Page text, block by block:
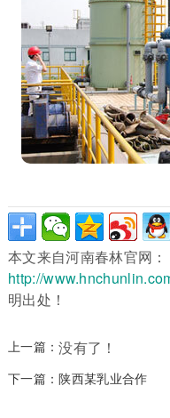
本文来自河南春林官网：
http://
明出处！
上一篇：没有了！
下一篇：陕西某乳业合作